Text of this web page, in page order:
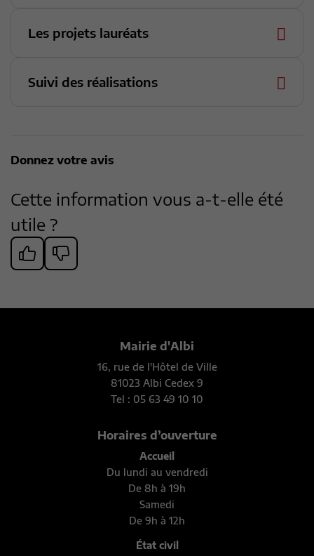
Les projets lauréats
Suivi des réalisations
Donnez votre avis
Cette information vous a-t-elle été
utile ?
Mairie d'Albi
16, rue de l'Hôtel de Ville
81023 Albi Cedex 9
Tel : 05 63 49 10 10
Horaires d’ouverture
Accueil
Du lundi au vendredi
De 8h à 19h
Samedi
De 9h à 12h
État civil